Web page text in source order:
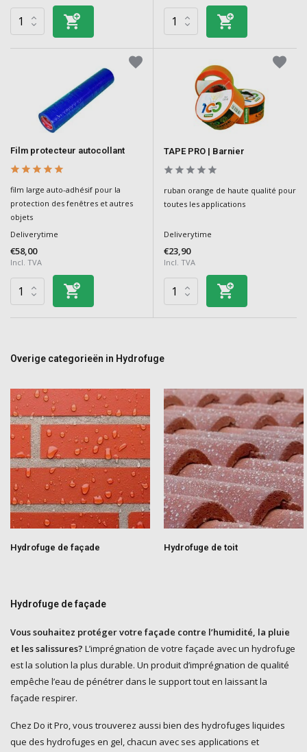
Film protecteur autocollant
film large auto-adhésif pour la
protection des fenêtres et autres
objets
Deliverytime
€58,00
Incl. TVA
TAPE PRO | Barnier
ruban orange de haute qualité pour
toutes les applications
Deliverytime
€23,90
Incl. TVA
Overige categorieën in Hydrofuge
Hydrofuge de façade Hydrofuge de toit
Hydrofuge de façade
Vous souhaitez protéger votre façade contre l’humidité, la pluie
et les salissures? L’imprégnation de votre façade avec un hydrofuge
est la solution la plus durable. Un produit d’imprégnation de qualité
empêche l’eau de pénétrer dans le support tout en laissant la
façade respirer.
Chez Do it Pro, vous trouverez aussi bien des hydrofuges liquides
que des hydrofuges en gel, chacun avec ses applications et